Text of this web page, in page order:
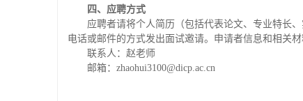
四、应聘方式
应聘者请将个人简历（包括代表论文、专业特长
电话或邮件的方式发出面试邀请。申请者信息和相关材
联系人：赵老师
邮箱：zhaohui3100@dicp.ac.cn